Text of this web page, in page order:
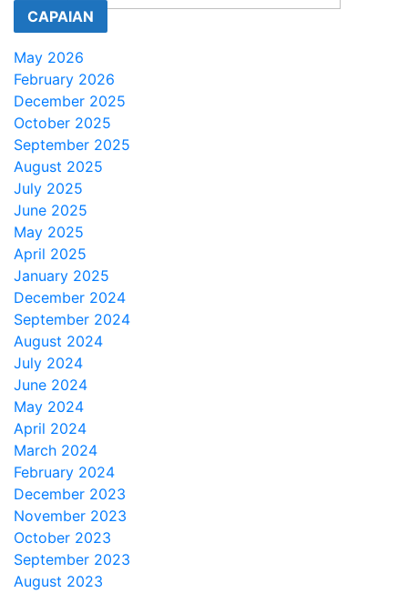
CAPAIAN
May 2026
February 2026
December 2025
October 2025
September 2025
August 2025
July 2025
June 2025
May 2025
April 2025
January 2025
December 2024
September 2024
August 2024
July 2024
June 2024
May 2024
April 2024
March 2024
February 2024
December 2023
November 2023
October 2023
September 2023
August 2023